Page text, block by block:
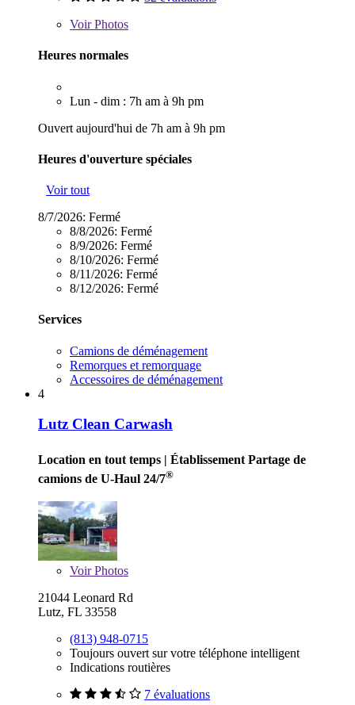
VoirPhotos
Heures normales
Lun - dim : 7h am à 9h pm
Ouvert aujourd'hui de 7h am à 9h pm
Heures d'ouverture spéciales
Voir tout
8/7/2026: Fermé
8/8/2026: Fermé
8/9/2026: Fermé
8/10/2026: Fermé
8/11/2026: Fermé
8/12/2026: Fermé
Services
Camions de déménagement
Remorques et remorquage
Accessoires de déménagement
4
Lutz Clean Carwash
Location en tout temps | Établissement Partage de
camions de U-Haul 24/7®
VoirPhotos
21044 Leonard Rd
Lutz, FL 33558
(813) 948-0715
Toujours ouvert sur votre téléphone intelligent
Indications routières
7 évaluations